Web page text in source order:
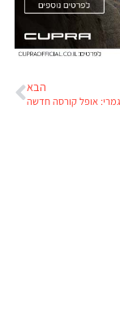
הבא
אופל קורסה חדשה